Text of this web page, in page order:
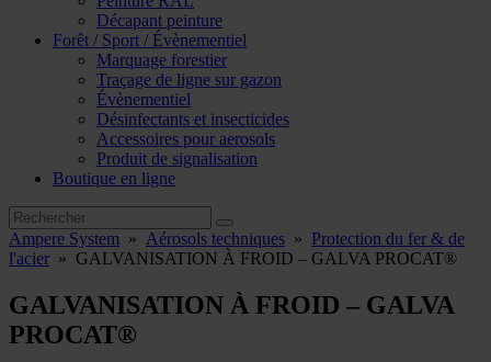
Décapant peinture
Forêt / Sport / Évènementiel
Marquage forestier
Traçage de ligne sur gazon
Évènementiel
Désinfectants et insecticides
Accessoires pour aerosols
Produit de signalisation
Boutique en ligne
Ampere System » Aérosols techniques » Protection du fer & de
l'acier » GALVANISATION À FROID – GALVA PROCAT®
GALVANISATION À FROID – GALVA
PROCAT®